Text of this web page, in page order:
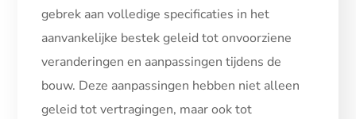
gebrek aan volledige specificaties in het
aanvankelijke bestek geleid tot onvoorziene
veranderingen en aanpassingen tijdens de
bouw. Deze aanpassingen hebben niet alleen
geleid tot vertragingen, maar ook tot